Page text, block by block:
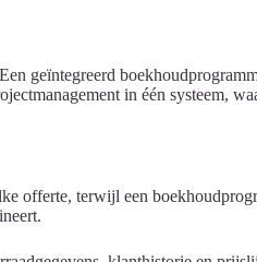
geïntegreerd
in één systeem,
offerte, terwijl een